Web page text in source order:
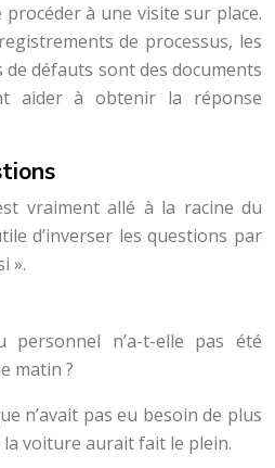
à une visite sur place.
de processus, les
défauts sont des documents
aider à obtenir la réponse
vraiment allé à la racine du
d’inverser les questions par
».
n’a-t-elle pas été
matin ?
n’avait pas eu besoin de plus
voiture aurait fait le plein.